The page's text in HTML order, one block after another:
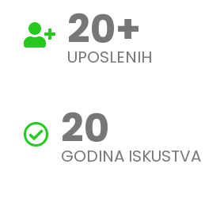
20+
UPOSLENIH
20
GODINA ISKUSTVA